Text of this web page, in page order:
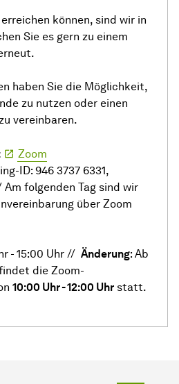
können, sind wir in
Sie es gern zu einem
haben Sie die Möglichkeit,
zu nutzen oder einen
vereinbaren.
Zoom
ID: 946 3737 6331,
Am folgenden Tag sind wir
über Zoom
- 15:00 Uhr // Änderung: Ab
die Zoom-
10:00 Uhr - 12:00 Uhr statt.